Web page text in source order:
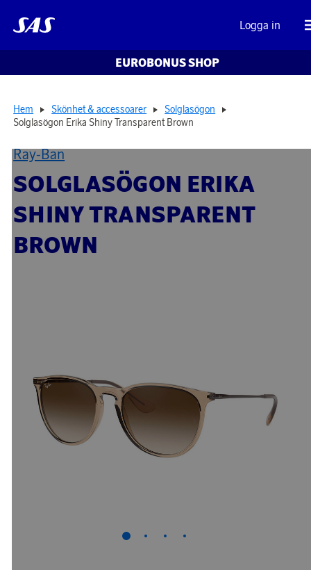
Logga in
EUROBONUS SHOP
Hem Skönhet & accessoarer
Solglasögon
Solglasögon Erika Shiny Transparent Brown
Ray-Ban
SOLGLASÖGON ERIKA
SHINY TRANSPARENT
BROWN